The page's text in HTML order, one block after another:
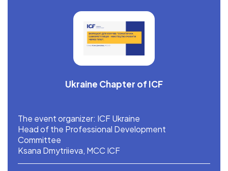
Ukraine Chapter of ICF
The event organizer: ICF Ukraine
Head of the Professional Development
Committee
Ksana Dmytriieva, MCC ICF